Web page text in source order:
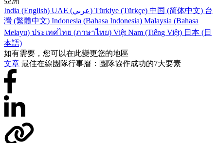
India (English)
UAE (عربي) Türkiye (Türkçe) 中国 (简体中文) 台
灣 (繁體中文) Indonesia (Bahasa Indonesia) Malaysia (Bahasa
Melayu) ประเทศไทย (ภาษาไทย) Việt Nam (Tiếng Việt) 日本 (日
本語)
如有需要，您可以在此變更您的地區
文章 最佳在線團隊行事曆：團隊協作成功的7大要素